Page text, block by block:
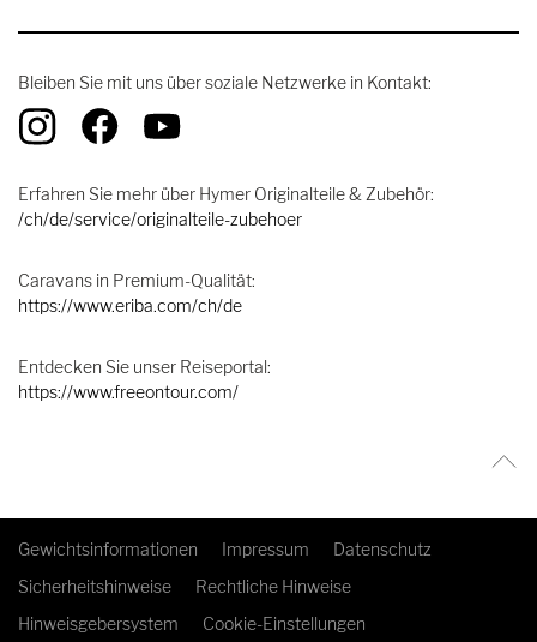
Bleiben Sie mit uns über soziale Netzwerke in Kontakt:
Erfahren Sie mehr über Hymer Originalteile & Zubehör:
/ch/de/service/originalteile-zubehoer
Caravans in Premium-Qualität:
https://www.eriba.com/ch/de
Entdecken Sie unser Reiseportal:
https://www.freeontour.com/
Gewichtsinformationen Impressum
Datenschutz
Sicherheitshinweise
Rechtliche Hinweise
Hinweisgebersystem
Cookie-Einstellungen